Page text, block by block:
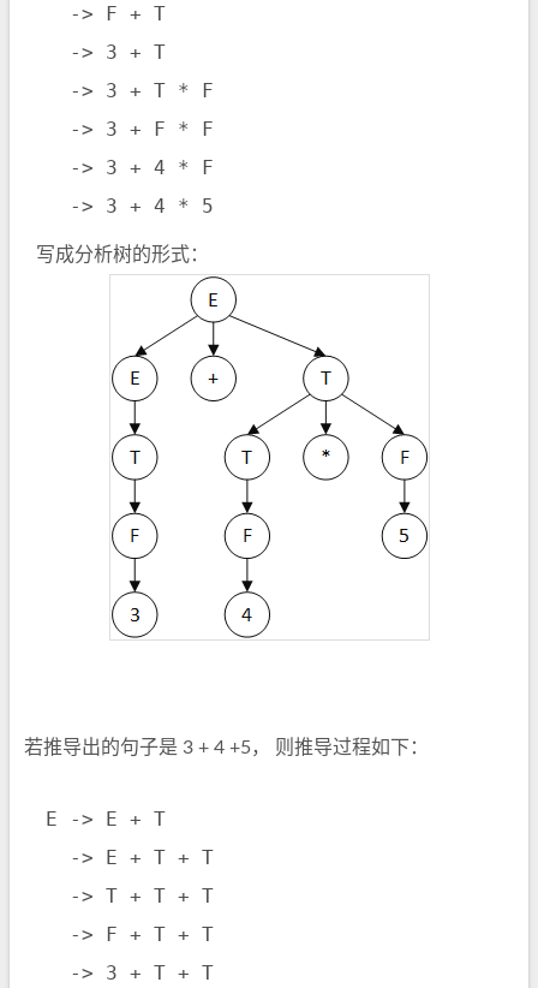
   -> F + T
   -> 3 + T
   -> 3 + T * F
   -> 3 + F * F
   -> 3 + 4 * F
   -> 3 + 4 * 5
写成分析树的形式：
若推导出的句子是 3 + 4 +5， 则推导过程如下：
E -> E + T
   -> E + T + T
   -> T + T + T
   -> F + T + T
   -> 3 + T + T